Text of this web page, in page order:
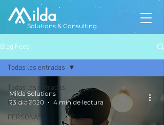
Solutions & Consulting
Blog Feed
Todas las entradas
EMPRESAS
PERSONAS
Todas las entradas
Milda Solutions
23 dic 2020
4 min de lectura